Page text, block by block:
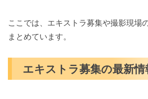
ここでは、エキストラ募集や撮影現場
まとめています。
エキストラ募集の最新情